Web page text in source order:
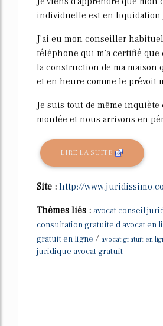
individuelle est en
J'ai eu mon conseiller
téléphone qui m'a certifié que
la construction de ma maison
et en heure comme le prévoit
Je suis tout de même inquiète
montée et nous arrivons en
LIRE LA SUITE
Site : http://
Thèmes liés : avocat conseil
consultation gratuite d avocat en
gratuit en ligne / avocat gratuit en
juridique avocat gratuit